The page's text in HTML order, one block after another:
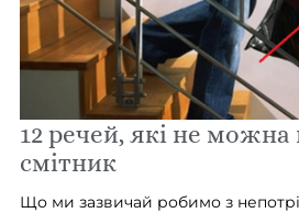
12 речей, які не
смітник
Що ми зазвичай робимо з